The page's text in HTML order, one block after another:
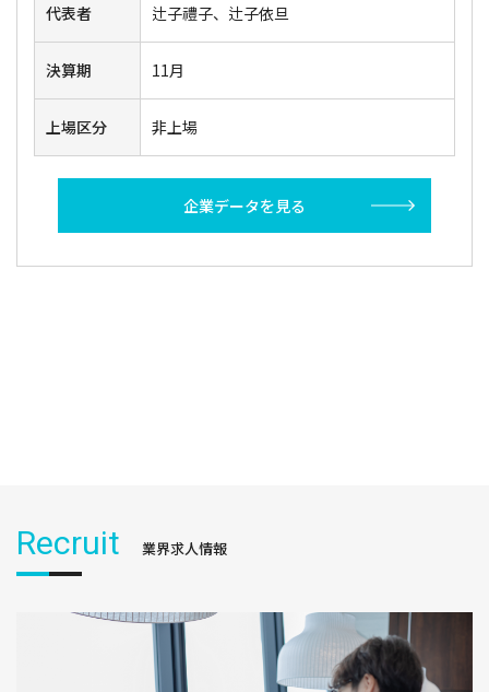
代表者 辻子禮子、辻子依旦
決算期 11月
上場区分 非上場
企業データを見る
Recruit 業界求人情報